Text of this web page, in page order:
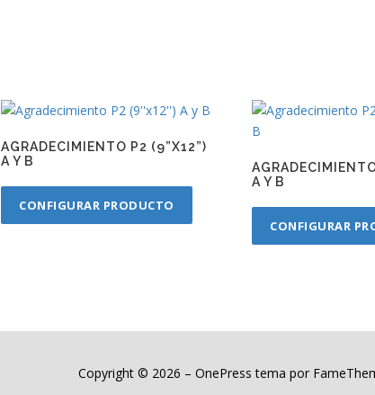
AGRADECIMIENTO P2 (9”X12”)
A Y B
CONFIGURAR PRODUCTO
A Y B
CONFIGURAR
Copyright © 2026 – OnePress tema por